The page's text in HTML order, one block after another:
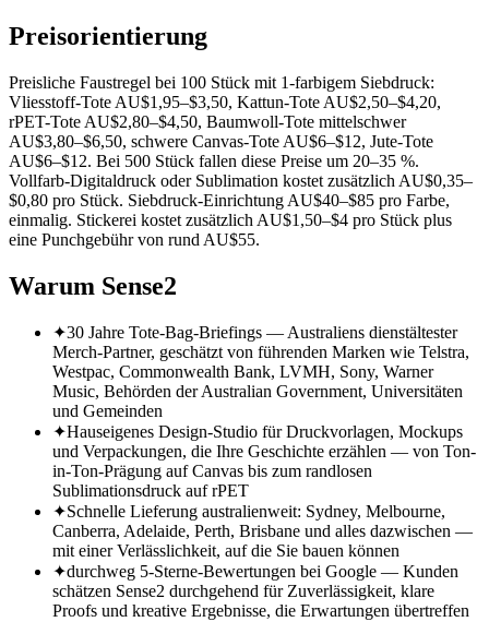
Preisorientierung
Preisliche Faustregel bei 100 Stück mit 1-farbigem Siebdruck:
Vliesstoff-Tote AU$1,95–$3,50, Kattun-Tote AU$2,50–$4,20,
rPET-Tote AU$2,80–$4,50, Baumwoll-Tote mittelschwer
AU$3,80–$6,50, schwere Canvas-Tote AU$6–$12, Jute-Tote
AU$6–$12. Bei 500 Stück fallen diese Preise um 20–35 %.
Vollfarb-Digitaldruck oder Sublimation kostet zusätzlich AU$0,35–
$0,80 pro Stück. Siebdruck-Einrichtung AU$40–$85 pro Farbe,
einmalig. Stickerei kostet zusätzlich AU$1,50–$4 pro Stück plus
eine Punchgebühr von rund AU$55.
Warum Sense2
✦30 Jahre Tote-Bag-Briefings — Australiens dienstältester
Merch-Partner, geschätzt von führenden Marken wie Telstra,
Westpac, Commonwealth Bank, LVMH, Sony, Warner
Music, Behörden der Australian Government, Universitäten
und Gemeinden
✦Hauseigenes Design-Studio für Druckvorlagen, Mockups
und Verpackungen, die Ihre Geschichte erzählen — von Ton-
in-Ton-Prägung auf Canvas bis zum randlosen
Sublimationsdruck auf rPET
✦Schnelle Lieferung australienweit: Sydney, Melbourne,
Canberra, Adelaide, Perth, Brisbane und alles dazwischen —
mit einer Verlässlichkeit, auf die Sie bauen können
✦durchweg 5-Sterne-Bewertungen bei Google — Kunden
schätzen Sense2 durchgehend für Zuverlässigkeit, klare
Proofs und kreative Ergebnisse, die Erwartungen übertreffen